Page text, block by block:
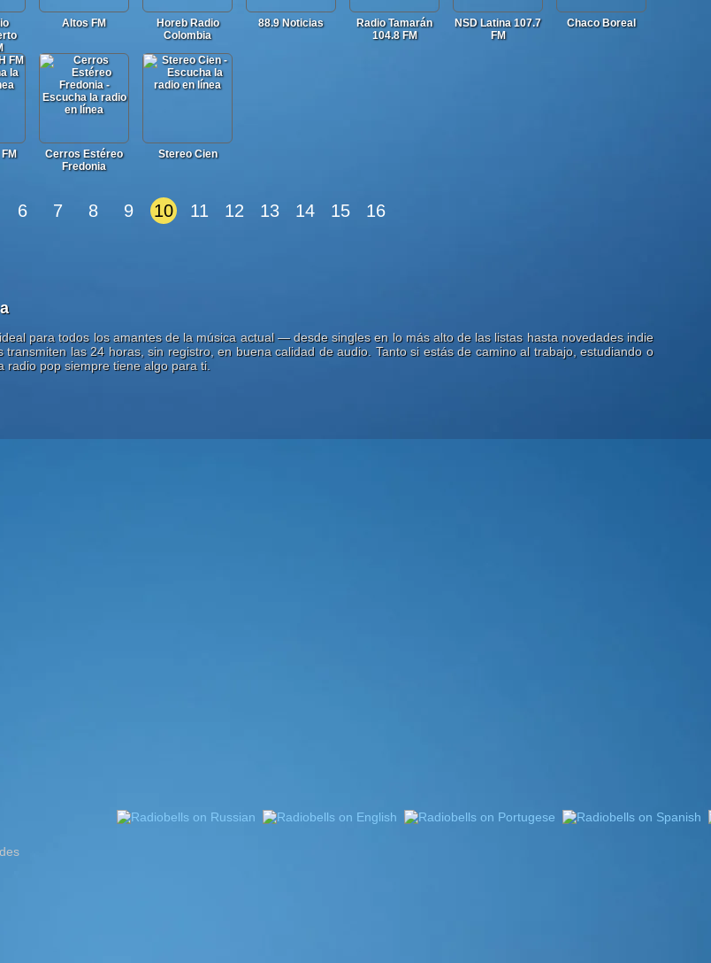
Altos FM
Horeb Radio
Colombia
88.9 Noticias
Radio Tamarán
104.8 FM
NSD Latina 107.7
FM
Chaco Boreal
Cerros Estéreo
Fredonia
Stereo Cien
6 7 8 9 10 11 12 13 14 15 16
para todos los amantes de la música actual — desde singles en lo más alto de las listas hasta novedades indie
transmiten las 24 horas, sin registro, en buena calidad de audio. Tanto si estás de camino al trabajo, estudiando o
radio pop siempre tiene algo para ti.